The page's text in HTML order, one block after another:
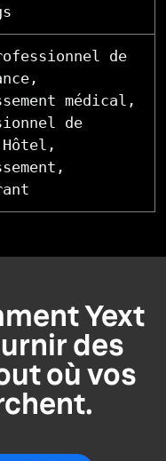
de
médical,
de
Yext
des
où vos